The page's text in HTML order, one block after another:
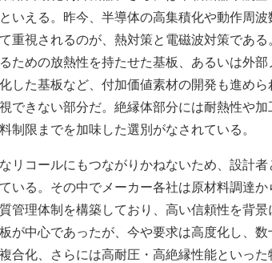
いえる。昨今、半導体の高集積化や動作周波
重視されるのが、熱対策と電磁波対策である
ための放熱性を持たせた基板、あるいは外
した基板など、付加価値素材の開発も進めら
できない部分だ。絶縁体部分には耐熱性や
制限までを加味した選別がなされている。
リコールにもつながりかねないため、設計
いる。その中でメーカー各社は原材料調達か
管理体制を構築しており、高い信頼性を背景
が中心であったが、今や要求は高度化し、
合化、さらには高耐圧・高絶縁性能といった